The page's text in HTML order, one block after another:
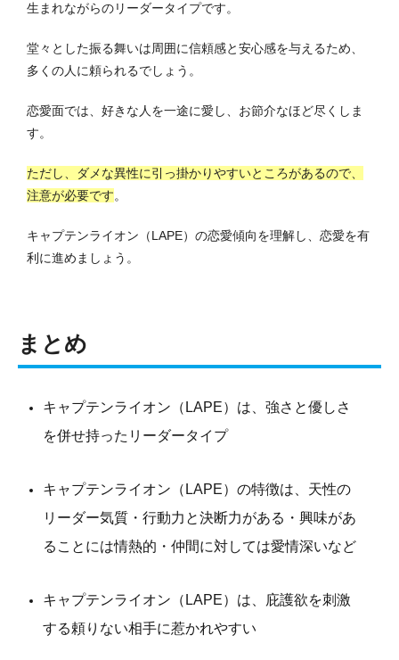
生まれながらのリーダータイプです。
堂々とした振る舞いは周囲に信頼感と安心感を与えるため、
多くの人に頼られるでしょう。
恋愛面では、好きな人を一途に愛し、お節介なほど尽くしま
す。
ただし、ダメな異性に引っ掛かりやすいところがあるので、
注意が必要です。
キャプテンライオン（LAPE）の恋愛傾向を理解し、恋愛を有
利に進めましょう。
まとめ
キャプテンライオン（LAPE）は、強さと優しさ
を併せ持ったリーダータイプ
キャプテンライオン（LAPE）の特徴は、天性の
リーダー気質・行動力と決断力がある・興味があ
ることには情熱的・仲間に対しては愛情深いなど
キャプテンライオン（LAPE）は、庇護欲を刺激
する頼りない相手に惹かれやすい